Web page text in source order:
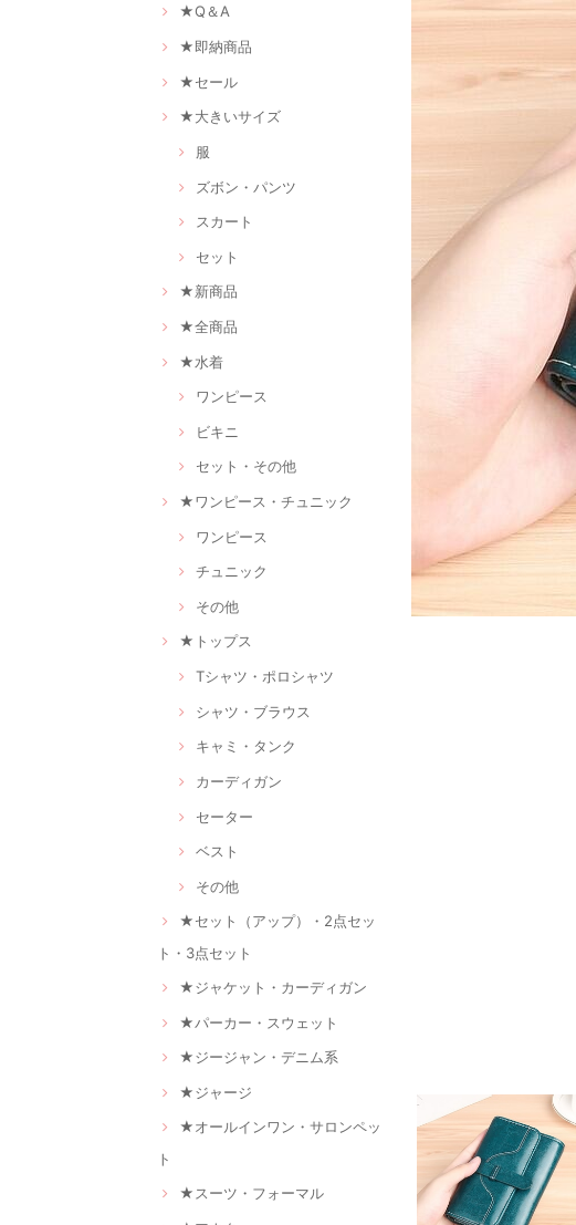
★Q＆A
★即納商品
★セール
★大きいサイズ
服
ズボン・パンツ
スカート
セット
★新商品
★全商品
★水着
ワンピース
ビキニ
セット・その他
★ワンピース・チュニック
ワンピース
チュニック
その他
★トップス
Tシャツ・ポロシャツ
シャツ・ブラウス
キャミ・タンク
カーディガン
セーター
ベスト
その他
★セット（アップ）・2点セッ
ト・3点セット
★ジャケット・カーディガン
★パーカー・スウェット
★ジージャン・デニム系
★ジャージ
★オールインワン・サロンペッ
ト
★スーツ・フォーマル